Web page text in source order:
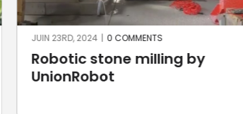
Robotic stone milling by
UnionRobot
JUIN 23RD, 2024 | 0 COMMENTS